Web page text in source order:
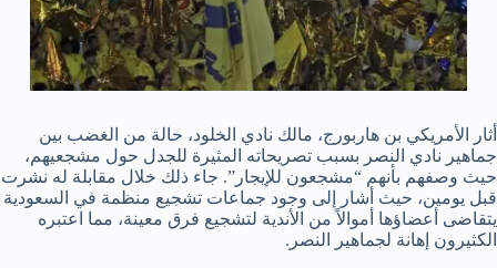
أثار الأمريكي بن هاربورج، مالك نادي الخلود، حالة من الغضب بين
جماهير نادي النصر بسبب تصريحاته المثيرة للجدل حول مشجعيهم،
حيث وصفهم بأنهم “مشجعون للإيجار”. جاء ذلك خلال مقابلة له نشرت
قبل يومين، حيث أشار إلى وجود جماعات تشجيع منظمة في السعودية
يتقاضى أعضاؤها أموالاً من الأندية لتشجيع فرق معينة، مما اعتبره
الكثيرون إهانة لجماهير النصر.